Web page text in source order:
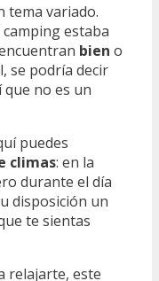
tema variado.
estaba
bien o
se podría decir
que no es un
puedes
climas: en la
durante el día
disposición un
te sientas
relajarte, este